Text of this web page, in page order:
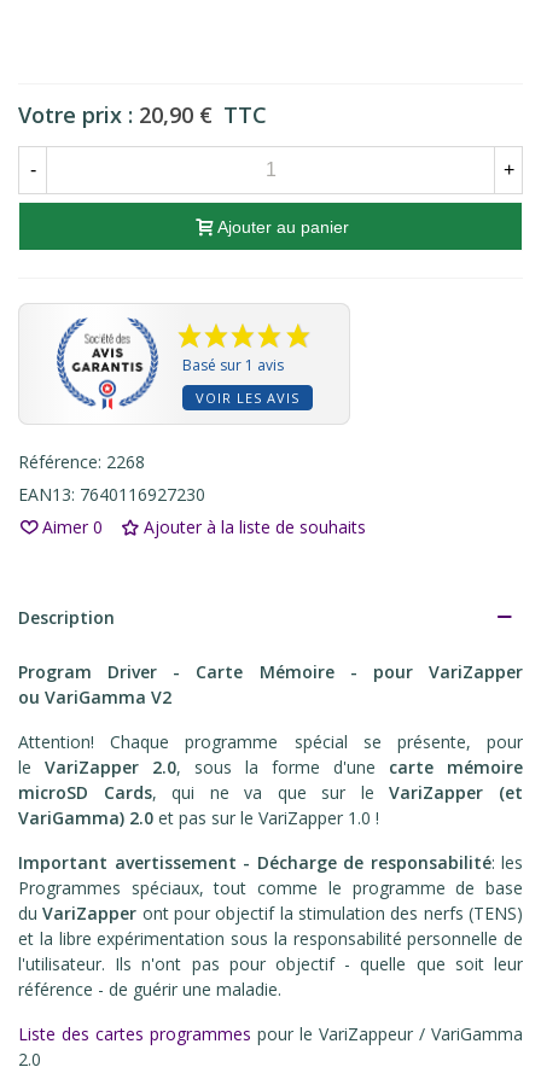
Votre prix : 20,90 € TTC
- +
Ajouter au panier
Basé sur 1 avis
VOIR LES AVIS
Référence: 2268
EAN13: 7640116927230
Aimer 0 Ajouter à la liste de souhaits
Description
Program Driver - Carte Mémoire - pour VariZapper
ou VariGamma V2
Attention! Chaque programme spécial se présente, pour
le VariZapper 2.0, sous la forme d'une carte mémoire
microSD Cards, qui ne va que sur leVariZapper (et
VariGamma) 2.0 et pas sur le VariZapper 1.0 !
Important avertissement - Décharge de responsabilité: les
Programmes spéciaux, tout comme le programme de base
duVariZapper ont pour objectif la stimulation des nerfs (TENS)
et la libre expérimentation sous la responsabilité personnelle de
l'utilisateur. Ils n'ont pas pour objectif - quelle que soit leur
référence - de guérir une maladie.
Liste des cartes programmes pour le VariZappeur / VariGamma
2.0